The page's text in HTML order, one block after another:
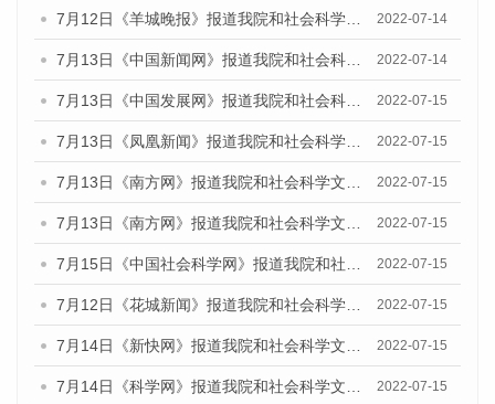
7月12日《羊城晚报》报道我院和社会科学文献出版社联合发布的《广州蓝皮书：广州数字经济发展报告（2022）》的媒体文章 2022-07-14
7月13日《中国新闻网》报道我院和社会科学文献出版社联合发布的《广州蓝皮书：广州数字经济发展报告（2022）》的媒体文章 2022-07-14
7月13日《中国发展网》报道我院和社会科学文献出版社联合发布的《广州蓝皮书：广州数字经济发展报告（2022）》的媒体文章 2022-07-15
7月13日《凤凰新闻》报道我院和社会科学文献出版社联合发布的《广州蓝皮书：广州数字经济发展报告（2022）》的媒体文章 2022-07-15
7月13日《南方网》报道我院和社会科学文献出版社联合发布的《广州蓝皮书：广州数字经济发展报告（2022）》的媒体文章 2022-07-15
7月13日《南方网》报道我院和社会科学文献出版社联合发布的《广州蓝皮书：广州数字经济发展报告（2022）》的媒体文章 2022-07-15
7月15日《中国社会科学网》报道我院和社会科学文献出版社联合发布的《广州蓝皮书：广州数字经济发展报告（2022）》的媒体文章 2022-07-15
7月12日《花城新闻》报道我院和社会科学文献出版社联合发布的《广州蓝皮书：广州数字经济发展报告（2022）》的媒体文章 2022-07-15
7月14日《新快网》报道我院和社会科学文献出版社联合发布的《广州蓝皮书：广州数字经济发展报告（2022）》的媒体文章 2022-07-15
7月14日《科学网》报道我院和社会科学文献出版社联合发布的《广州蓝皮书：广州数字经济发展报告（2022）》的媒体文章 2022-07-15